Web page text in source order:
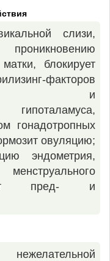
слизи,
блокирует
факторов
и
гипоталамуса,
гонадотропных
овуляцию;
эндометрия,
пред- и